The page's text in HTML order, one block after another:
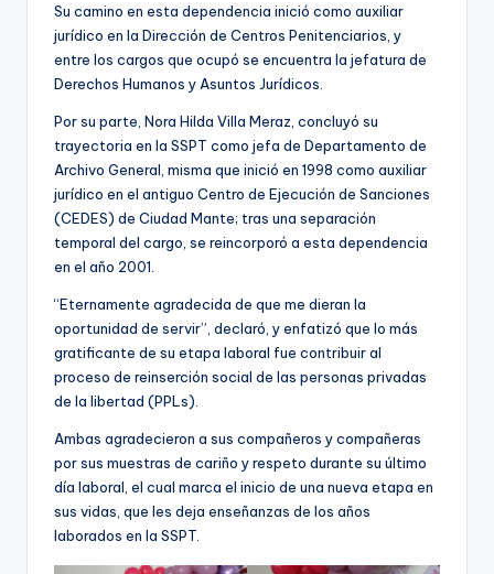
Su camino en esta dependencia inició como auxiliar
jurídico en la Dirección de Centros Penitenciarios, y
entre los cargos que ocupó se encuentra la jefatura de
Derechos Humanos y Asuntos Jurídicos.
Por su parte, Nora Hilda Villa Meraz, concluyó su
trayectoria en la SSPT como jefa de Departamento de
Archivo General, misma que inició en 1998 como auxiliar
jurídico en el antiguo Centro de Ejecución de Sanciones
(CEDES) de Ciudad Mante; tras una separación
temporal del cargo, se reincorporó a esta dependencia
en el año 2001.
“Eternamente agradecida de que me dieran la
oportunidad de servir”, declaró, y enfatizó que lo más
gratificante de su etapa laboral fue contribuir al
proceso de reinserción social de las personas privadas
de la libertad (PPLs).
Ambas agradecieron a sus compañeros y compañeras
por sus muestras de cariño y respeto durante su último
día laboral, el cual marca el inicio de una nueva etapa en
sus vidas, que les deja enseñanzas de los años
laborados en la SSPT.